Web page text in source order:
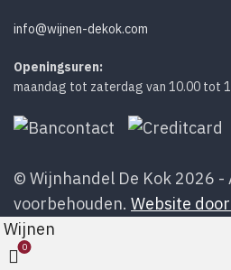
info@wijnen-dekok.com
Openingsuren:
maandag tot zaterdag van 10.00 tot
© Wijnhandel De Kok 2026 -
voorbehouden. Website
Wijnen
0